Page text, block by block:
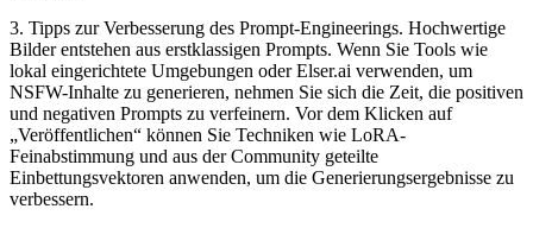
3. Tipps zur Verbesserung des Prompt-Engineerings. Hochwertige
Bilder entstehen aus erstklassigen Prompts. Wenn Sie Tools wie
lokal eingerichtete Umgebungen oder Elser.ai verwenden, um
NSFW-Inhalte zu generieren, nehmen Sie sich die Zeit, die positiven
und negativen Prompts zu verfeinern. Vor dem Klicken auf
„Veröffentlichen“ können Sie Techniken wie LoRA-
Feinabstimmung und aus der Community geteilte
Einbettungsvektoren anwenden, um die Generierungsergebnisse zu
verbessern.